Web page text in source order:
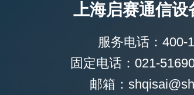
上海启赛通信设
服务电话：400-
固定电话：021-
邮箱：